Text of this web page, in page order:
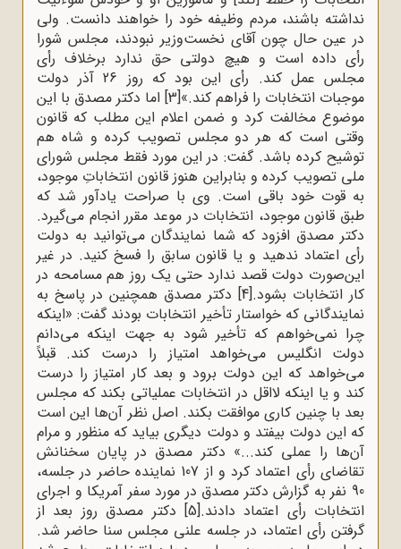
نداشته باشند، مردم وظیفه خود را خواهند دانست. ولی
در عین حال چون آقای نخست‌وزیر نبودند، مجلس شورا
رأی داده است و هیچ دولتی حق ندارد برخلاف رأی
مجلس عمل کند. رأی این بود که روز 26 آذر دولت
موجبات انتخابات را فراهم کند.»[3]
اما دکتر مصدق با این
موضوع مخالفت کرد و ضمن اعلام این مطلب که قانون
وقتی است که هر دو مجلس تصویب کرده و شاه هم
توشیح کرده باشد. گفت: در این مورد فقط مجلس شورای
ملی تصویب کرده و بنابراین هنوز قانون انتخاباتِ موجود،
به قوت خود باقی است. وی با صراحت یادآور شد که
طبق قانون موجود، انتخابات در موعد مقرر انجام می‌گیرد.
دکتر مصدق افزود که شما نمایندگان می‌توانید به دولت
رأی اعتماد ندهید و یا قانون سابق را فسخ کنید. در غیر
این‌صورت دولت قصد ندارد حتی یک روز هم مسامحه در
کار انتخابات بشود.[4]
دکتر مصدق همچنین در پاسخ به
نمایندگانی که خواستار تأخیر انتخابات بودند گفت: «اینکه
چرا نمی‌خواهم که تأخیر شود به جهت اینکه می‌دانم
دولت انگلیس می‌خواهد امتیاز را درست کند. قبلاً
می‌خواهد که این دولت برود و بعد کار امتیاز را درست
کند و یا اینکه لااقل در انتخابات عملیاتی بکند که مجلس
بعد با چنین کاری موافقت بکند. اصل نظر آن‌ها این است
که این دولت بیفتد و دولت دیگری بیاید که منظور و مرام
آن‌ها را عملی کند...» دکتر مصدق در پایان سخنانش
تقاضای رأی اعتماد کرد و از 107 نماینده حاضر در جلسه،
90 نفر به گزارش دکتر مصدق در مورد سفر آمریکا و اجرای
انتخابات رأی اعتماد دادند.[5]
دکتر مصدق روز بعد از
گرفتن رأی اعتماد، در جلسه علنی مجلس سنا حاضر شد.